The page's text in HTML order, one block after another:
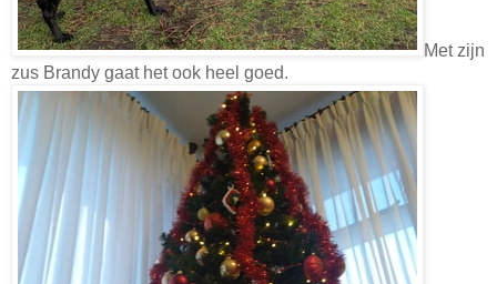
Met zijn
zus Brandy gaat het ook heel goed.